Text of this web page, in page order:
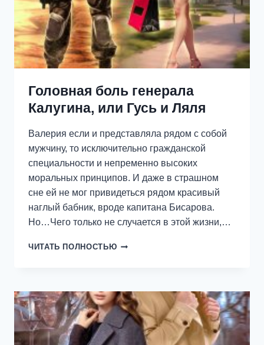
Головная боль генерала
Калугина, или Гусь и Ляля
Валерия если и представляла рядом с собой
мужчину, то исключительно гражданской
специальности и непременно высоких
моральных принципов. И даже в страшном
сне ей не мог привидеться рядом красивый
наглый бабник, вроде капитана Бисарова.
Но…Чего только не случается в этой жизни,…
ЧИТАТЬ ПОЛНОСТЬЮ ГОЛОВНАЯ
ИЛИ
ГУСЬ
ЛЯЛЯ